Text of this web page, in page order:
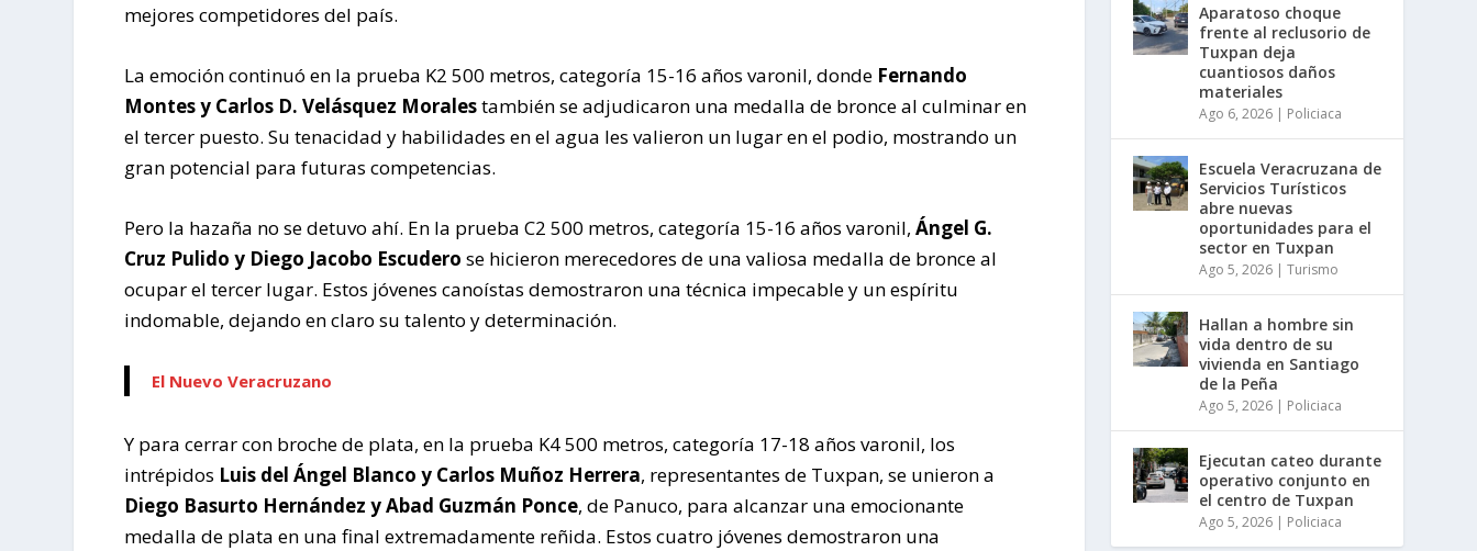
mejores competidores del país.
La emoción continuó en la prueba K2 500 metros, categoría 15-16 años varonil, donde Fernando
Montes y Carlos D. Velásquez Moralestambién se adjudicaron una medalla de bronce al culminar en
el tercer puesto. Su tenacidad y habilidades en el agua les valieron un lugar en el podio, mostrando un
gran potencial para futuras competencias.
Pero la hazaña no se detuvo ahí. En la prueba C2 500 metros, categoría 15-16 años varonil,Ángel G.
Cruz Pulido y Diego Jacobo Escudero se hicieron merecedores de una valiosa medalla de bronce al
ocupar el tercer lugar. Estos jóvenes canoístas demostraron una técnica impecable y un espíritu
indomable, dejando en claro su talento y determinación.
El Nuevo Veracruzano
Y para cerrar con broche de plata, en la prueba K4 500 metros, categoría 17-18 años varonil, los
intrépidos Luis del Ángel Blanco y Carlos Muñoz Herrera, representantes de Tuxpan, se unieron a
Diego Basurto Hernández y Abad Guzmán Ponce, de Panuco, para alcanzar una emocionante
medalla de plata en una final extremadamente reñida. Estos cuatro jóvenes demostraron una
Aparatoso choque
frente al reclusorio de
Tuxpan deja
cuantiosos daños
materiales
Ago 6, 2026| Policiaca
Escuela Veracruzana de
Servicios Turísticos
abre nuevas
oportunidades para el
sector en Tuxpan
Ago 5, 2026| Turismo
Hallan a hombre sin
vida dentro de su
vivienda en Santiago
de la Peña
Ago 5, 2026| Policiaca
Ejecutan cateo durante
operativo conjunto en
el centro de Tuxpan
Ago 5, 2026| Policiaca